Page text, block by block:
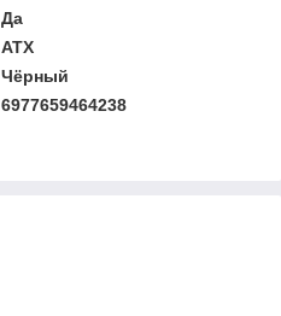
Да
ATX
Чёрный
6977659464238